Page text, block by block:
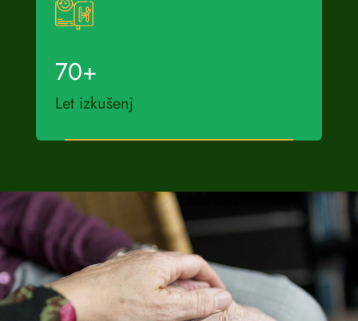
70+
Let izkušenj